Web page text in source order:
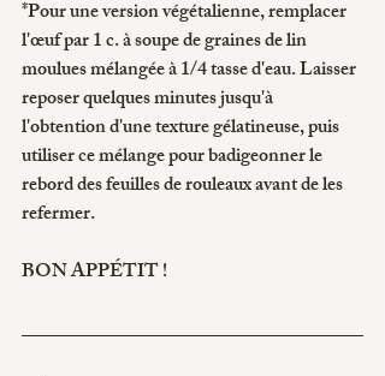
*Pour une version végétalienne, remplacer
l'œuf par 1 c. à soupe de graines de lin
moulues mélangée à 1/4 tasse d'eau. Laisser
reposer quelques minutes jusqu'à
l'obtention d'une texture gélatineuse, puis
utiliser ce mélange pour badigeonner le
rebord des feuilles de rouleaux avant de les
refermer.
BON APPÉTIT !